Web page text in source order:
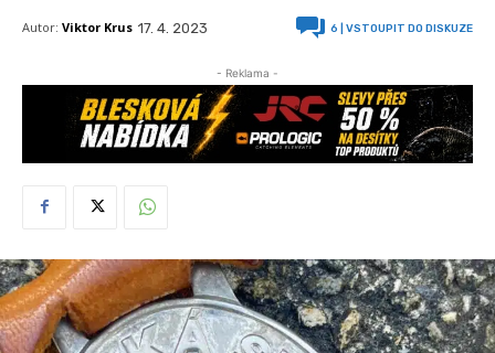
Autor: Viktor Krus 17. 4. 2023 6 | VSTOUPIT DO DISKUZE
- Reklama -